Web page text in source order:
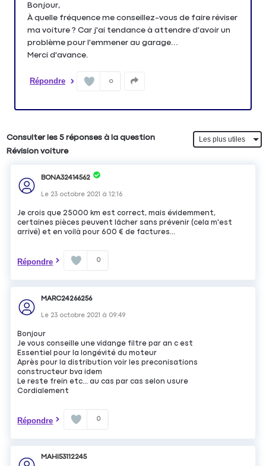
Bonjour,
À quelle fréquence me conseillez-vous de faire réviser
ma voiture ? Car j'ai tendance à attendre d'avoir un
problème pour l'emmener au garage...
Merci d'avance.
Répondre 0
Consulter les 5 réponses à la question
Révision voiture
BONA32414562
Le 23 octobre 2021 à12:16
Je crois que 25000 km est correct, mais évidemment,
certaines pièces peuvent lâcher sans prévenir (cela m'est
arrivé) et en voilà pour 600 € de factures...
Répondre 0
MARC24266256
Le 23 octobre 2021 à 09:49
Bonjour
Je vous conseille une vidange filtre par an c est
Essentiel pour la longévité du moteur
Après pour la distribution voir les preconisations
constructeur bva idem
Le reste frein etc... au cas par cas selon usure
Cordialement
Répondre 0
MAHI53112245